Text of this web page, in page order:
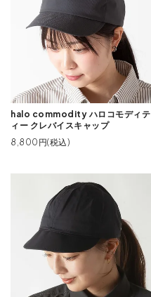
halo commodity ハロコモディテ
ィー クレバイスキャップ
8,800円(税込)